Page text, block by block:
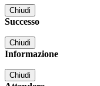
Chiudi
Successo
Chiudi
Informazione
Chiudi